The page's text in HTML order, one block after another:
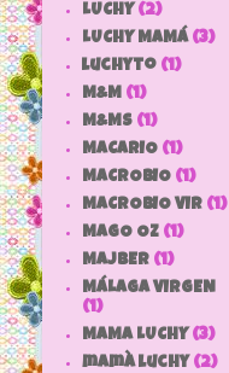
LUCHY (2)
LUCHY MAMÁ (3)
luchyto (1)
M&M (1)
M&MS (1)
MACARIO (1)
MACROBIO (1)
MACROBIO VIR (1)
MAGO OZ (1)
MAJBER (1)
MÁLAGA VIRGEN
(1)
MAMA LUCHY (3)
mamà luchy (2)